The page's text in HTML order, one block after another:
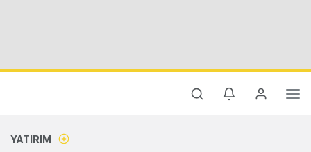
YATIRIM